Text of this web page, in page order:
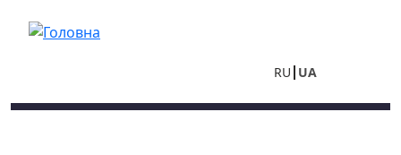
RU UA